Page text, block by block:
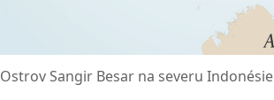
Ostrov Sangir Besar na severu Indonésie